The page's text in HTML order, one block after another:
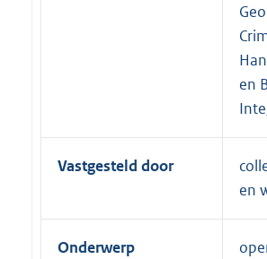
en
Vastgesteld door
en
Onderwerp